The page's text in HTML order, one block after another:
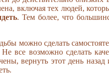
включая тех людей,
. Тем более, что
можно сделать
Не все возможно сделать
вернуть этот день